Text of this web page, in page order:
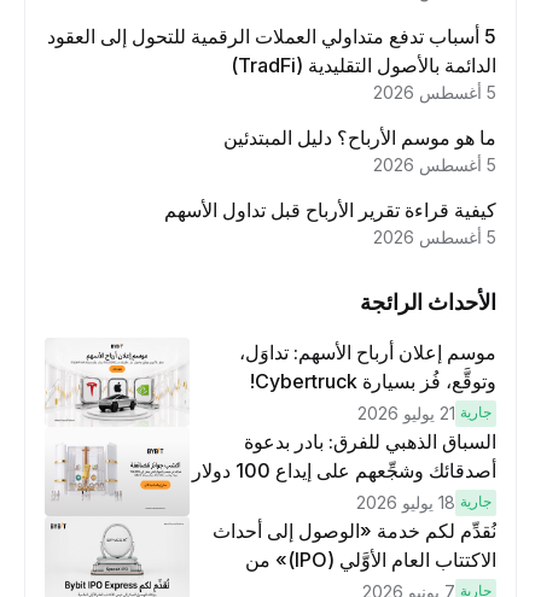
5 أسباب تدفع متداولي العملات الرقمية للتحول إلى العقود
الدائمة بالأصول التقليدية (TradFi)
ما هو موسم الأرباح؟ دليل المبتدئين
كيفية قراءة تقرير الأرباح قبل تداول الأسهم
الأحداث الرائجة
موسم إعلان أرباح الأسهم: تداوَل،
وتوقَّع، فُز بسيارة Cybertruck!
جارية 21 يوليو 2026
السباق الذهبي للفرق: بادر بدعوة
أصدقائك وشجِّعهم على إيداع 100 دولار
لكسَب مكافآت مُضاعَفة
جارية 18 يوليو 2026
نُقدِّم لكم خدمة «الوصول إلى أحداث
الاكتتاب العام الأوَّلي (IPO)» من
Bybit، بوابتك للوصول المبكر إلى فرص
جارية 7 يونيو 2026